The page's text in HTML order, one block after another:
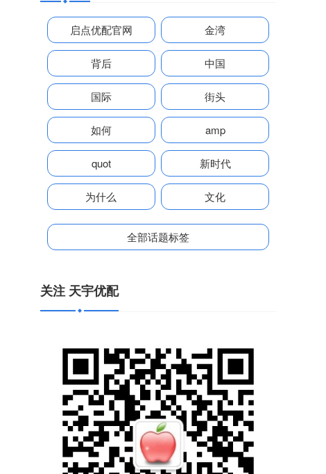
启点优配官网 金湾
背后 中国
国际 街头
如何 amp
quot 新时代
为什么 文化
全部话题标签
关注 天宇优配